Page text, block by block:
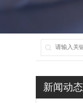
新闻动态